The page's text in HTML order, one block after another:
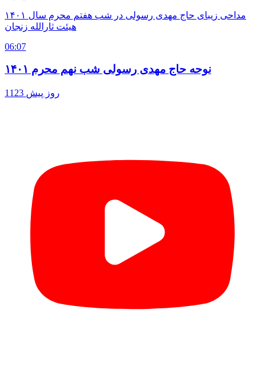
مداحی زیبای حاج مهدی رسولی در شب هفتم محرم سال ۱۴۰۱
هیئت ثارالله زنجان
06:07
نوحه حاج مهدی رسولی شب نهم محرم ۱۴۰۱
1123 روز پیش